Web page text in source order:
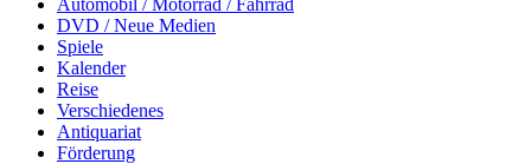
DVD / Neue Medien
Spiele
Kalender
Reise
Verschiedenes
Antiquariat
Förderung